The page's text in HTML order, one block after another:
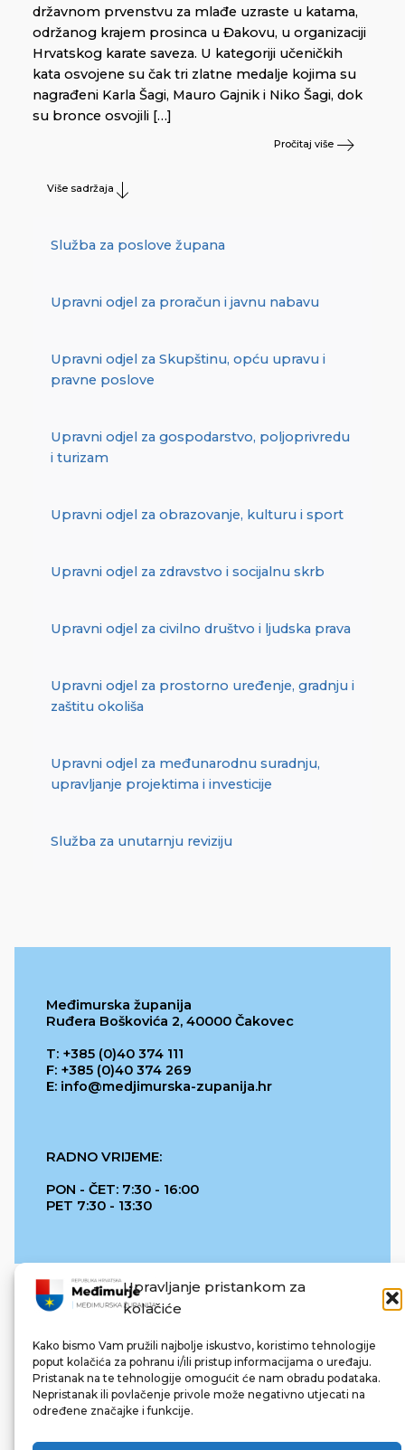
Upravljanje pristankom za
kolačiće
Kako bismo Vam pružili najbolje iskustvo, koristimo tehnologije
poput kolačića za pohranu i/ili pristup informacijama o uređaju.
Pristanak na te tehnologije omogućit će nam obradu podataka.
Nepristanak ili povlačenje privole može negativno utjecati na
određene značajke i funkcije.
državnom prvenstvu za mlađe uzraste u katama,
održanog krajem prosinca u Đakovu, u organizaciji
Hrvatskog karate saveza. U kategoriji učeničkih
kata osvojene su čak tri zlatne medalje kojima su
nagrađeni Karla Šagi, Mauro Gajnik i Niko Šagi, dok
su bronce osvojili […]
Pročitaj više
Više sadržaja
Služba za poslove župana
Upravni odjel za proračun i javnu nabavu
Upravni odjel za Skupštinu, opću upravu i
pravne poslove
Upravni odjel za gospodarstvo, poljoprivredu
i turizam
Upravni odjel za obrazovanje, kulturu i sport
Upravni odjel za zdravstvo i socijalnu skrb
Upravni odjel za civilno društvo i ljudska prava
Upravni odjel za prostorno uređenje, gradnju i
zaštitu okoliša
Upravni odjel za međunarodnu suradnju,
upravljanje projektima i investicije
Služba za unutarnju reviziju
Međimurska županija
Ruđera Boškovića 2, 40000 Čakovec
T: +385 (0)40 374 111
F: +385 (0)40 374 269
E: info@medjimurska-zupanija.hr
RADNO VRIJEME:
PON - ČET: 7:30 - 16:00
PET 7:30 - 13:30
REPUBLIKA HRVATSKA